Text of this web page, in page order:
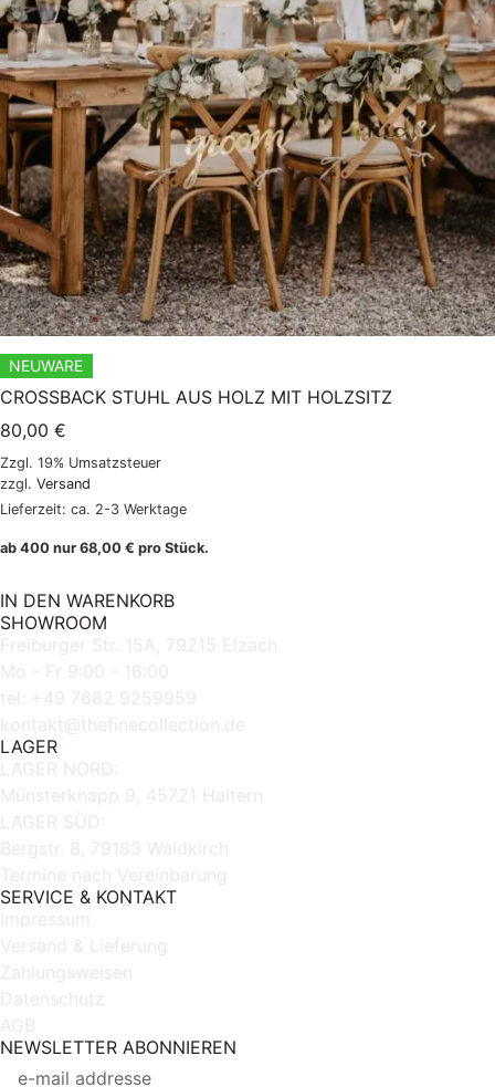
NEUWARE
CROSSBACK STUHL AUS HOLZ MIT HOLZSITZ
80,00 €
Zzgl. 19% Umsatzsteuer
zzgl. Versand
Lieferzeit: ca. 2-3 Werktage
ab 400 nur 68,00 € pro Stück.
IN DEN WARENKORB
SHOWROOM
Freiburger Str. 15A, 79215 Elzach
Mo - Fr 9:00 - 16:00
tel: +49 7682 9259959
kontakt@thefinecollection.de
LAGER
LAGER NORD:
Münsterknapp 9, 45721 Haltern
LAGER SÜD:
Bergstr. 8, 79183 Waldkirch
Termine nach Vereinbarung
SERVICE & KONTAKT
Impressum
Versand & Lieferung
Zahlungsweisen
Datenschutz
AGB
NEWSLETTER ABONNIEREN